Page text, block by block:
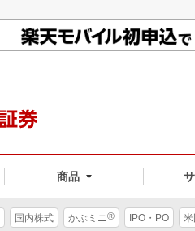
商品
国内株式 かぶミニ® IPO・PO